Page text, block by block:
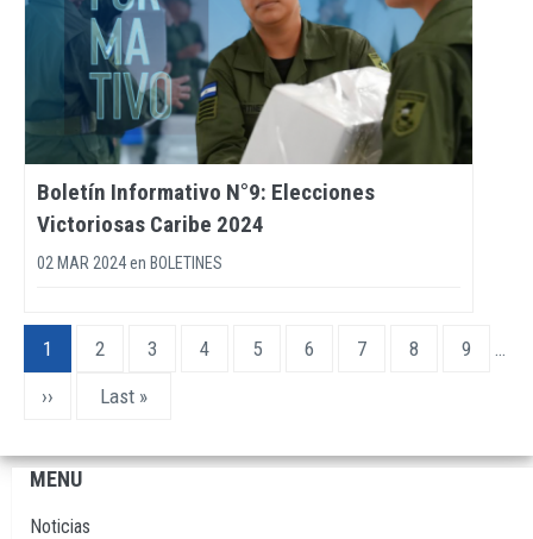
Boletín Informativo N°9: Elecciones
Victoriosas Caribe 2024
02 MAR 2024en BOLETINES
Pagination
Current
page
1 Page
2 Page
3 Page
4 Page
5 Page
6 Page
7 Page
8 Page
9
…
Next
››
Last
Last »
Navegación
principal
MENU
Noticias